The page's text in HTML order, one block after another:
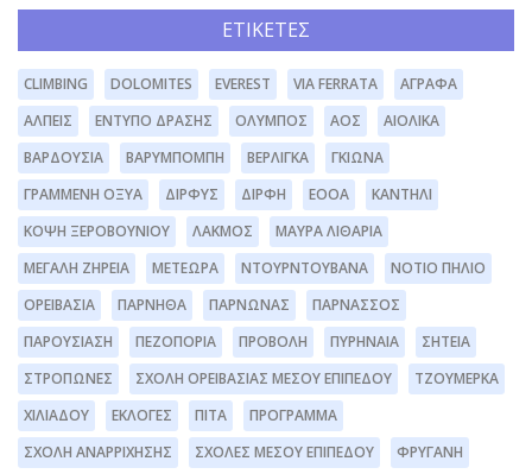
ΕΤΙΚΈΤΕΣ
CLIMBING DOLOMITES EVEREST VIA FERRATA
ΆΓΡΑΦΑ
ΆΛΠΕΙΣ
ΈΝΤΥΠΟ ΔΡΆΣΗΣ ΌΛΥΜΠΟΣ ΑΟΣ
ΑΙΟΛΙΚΆ
ΒΑΡΔΟΎΣΙΑ
ΒΑΡΥΜΠΌΜΠΗ ΒΕΡΛΊΓΚΑ
ΓΚΙΏΝΑ
ΓΡΑΜΜΈΝΗ ΟΞΥΆ
ΔΊΡΦΥΣ ΔΙΡΦΗ ΕΟΟΑ
ΚΑΝΤΉΛΙ
ΚΌΨΗ ΞΕΡΟΒΟΥΝΊΟΥ
ΛΆΚΜΟΣ
ΜΑΥΡΑ ΛΙΘΆΡΙΑ
ΜΕΓΆΛΗ ΖΉΡΕΙΑ
ΜΕΤΈΩΡΑ ΝΤΟΥΡΝΤΟΥΒΆΝΑ
ΝΌΤΙΟ ΠΉΛΙΟ
ΟΡΕΙΒΑΣΊΑ
ΠΆΡΝΗΘΑ ΠΆΡΝΩΝΑΣ
ΠΑΡΝΑΣΣΌΣ
ΠΑΡΟΥΣΊΑΣΗ
ΠΕΖΟΠΟΡΊΑ ΠΡΟΒΟΛΉ ΠΥΡΗΝΑΊΑ
ΣΗΤΕΊΑ
ΣΤΡΌΠΩΝΕΣ
ΣΧΟΛΉ ΟΡΕΙΒΑΣΊΑΣ ΜΈΣΟΥ ΕΠΙΠΈΔΟΥ
ΤΖΟΥΜΈΡΚΑ
ΧΙΛΙΑΔΟΎ
ΕΚΛΟΓΈΣ ΠΊΤΑ
ΠΡΌΓΡΑΜΜΑ
ΣΧΟΛΉ ΑΝΑΡΡΊΧΗΣΗΣ
ΣΧΟΛΕΣ ΜΕΣΟΥ ΕΠΙΠΕΔΟΥ ΦΡΥΓΑΝΗ